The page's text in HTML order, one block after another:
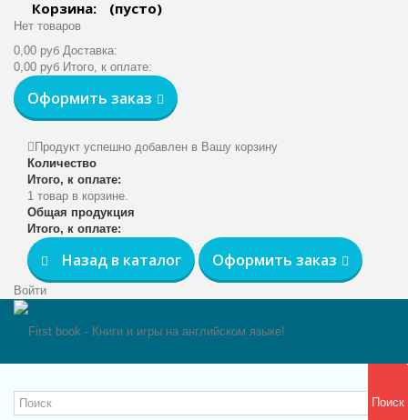
Корзина: (пусто)
Нет товаров
0,00 руб Доставка:
0,00 руб Итого, к оплате:
Оформить заказ
Продукт успешно добавлен в Вашу корзину
Количество
Итого, к оплате:
1 товар в корзине.
Общая продукция
Итого, к оплате:
Назад в каталог Оформить заказ
Войти
Поиск